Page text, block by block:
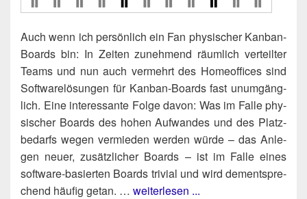
Auch wenn ich per­sön­lich ein Fan phy­si­scher Kan­ban-
Boards bin: In Zei­ten zuneh­mend räum­lich ver­teil­ter
Teams und nun auch ver­mehrt des Home­of­fices sind
Soft­ware­lö­sun­gen für Kan­ban-Boards fast unum­gäng­
lich. Eine inter­es­san­te Fol­ge davon: Was im Fal­le phy­
si­scher Boards des hohen Auf­wan­des und des Platz­
be­darfs wegen ver­mie­den wer­den wür­de – das Anle­
gen neu­er, zusätz­li­cher Boards – ist im Fal­le eines
soft­ware-basier­ten Boards tri­vi­al und wird dem­entspre­
chend häu­fig getan. … weiterlesen ...